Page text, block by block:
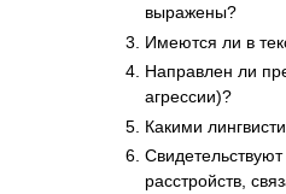
выражены?
Имеются ли в
Направлен ли
агрессии)?
Какими
расстройств,